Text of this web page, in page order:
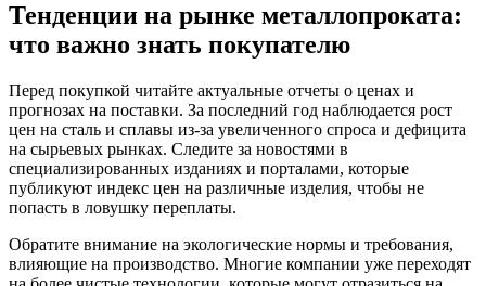
Тенденции на рынке металлопроката:
что важно знать покупателю
Перед покупкой читайте актуальные отчеты о ценах и
прогнозах на поставки. За последний год наблюдается рост
цен на сталь и сплавы из-за увеличенного спроса и дефицита
на сырьевых рынках. Следите за новостями в
специализированных изданиях и порталами, которые
публикуют индекс цен на различные изделия, чтобы не
попасть в ловушку переплаты.
Обратите внимание на экологические нормы и требования,
влияющие на производство. Многие компании уже переходят